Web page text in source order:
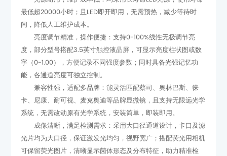
间，降低人工维护成本。
能，各通道亮度可独立控制。
系统，无需改动原有光学系统，安装简单，即装即用。